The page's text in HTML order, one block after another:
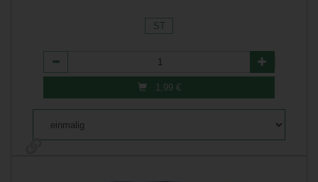
ST
Anzahl
1,99 €